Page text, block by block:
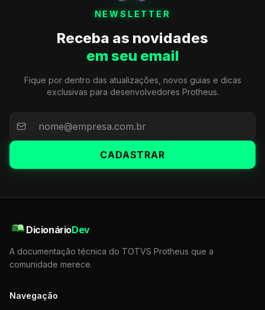
NEWSLETTER
Receba as novidades
em seu email
Fique por dentro das atualizações, novos guias e dicas
exclusivas para desenvolvedores Protheus.
CADASTRAR
DicionárioDev
A documentação técnica do TOTVS Protheus que a
comunidade merece.
Navegação